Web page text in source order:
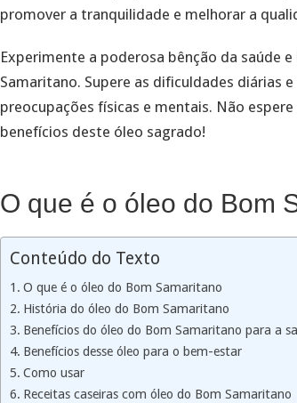
promover a tranquilidade e melhorar a
Experimente a poderosa bênção da saúde
Samaritano. Supere as dificuldades diárias
preocupações físicas e mentais. Não
benefícios deste óleo sagrado!
O que é o óleo do Bom
Conteúdo do Texto
O que é o óleo do Bom Samaritano
História do óleo do Bom Samaritano
Benefícios do óleo do Bom Samaritano para a
Benefícios desse óleo para o bem-estar
Como usar
Receitas caseiras com óleo do Bom Samaritano